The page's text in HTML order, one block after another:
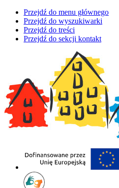
Przejdź do menu głównego
Przejdź do wyszukiwarki
Przejdź do treści
Przejdź do sekcji kontakt